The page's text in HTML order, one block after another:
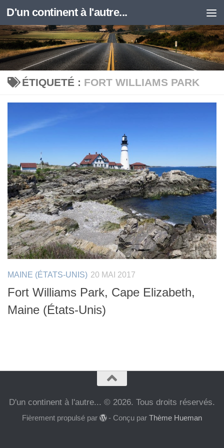
Skip to content
D'un continent à l'autre...
ÉTIQUETÉ : FORT WILLIAMS PARK
MAINE (ÉTATS-UNIS) 20 MAI 2017
Fort Williams Park, Cape Elizabeth,
Maine (États-Unis)
D'un continent à l'autre... © 2026. Tous droits réservés.
Fièrement propulsé par - Conçu parThème Hueman